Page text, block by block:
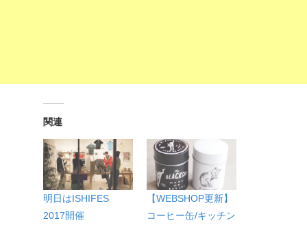
関連
明日はISHIFES
2017開催
【WEBSHOP更新】
コーヒー缶/キッチン